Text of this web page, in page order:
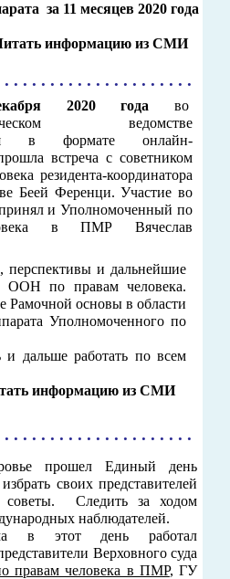
за 11 месяцев 2020 года
информацию из СМИ
. . . . . . . . . . . . . . . . . . . .
2020 года во
ведомстве
в формате онлайн-
встреча с советником
резидента-координатора
Беей Ференци. Участие во
принял и Уполномоченный по
в ПМР Вячеслав
перспективы и дальнейшие
ООН по правам человека.
Рамочной основы в области
Уполномоченного по
дальше работать по всем
информацию из СМИ
. . . . . . . . . . . . . . . . . . . .
прошел Единый день
своих представителей
Следить за ходом
наблюдателей.
в этот день работал
Верховного суда
правам человека в ПМР, ГУ